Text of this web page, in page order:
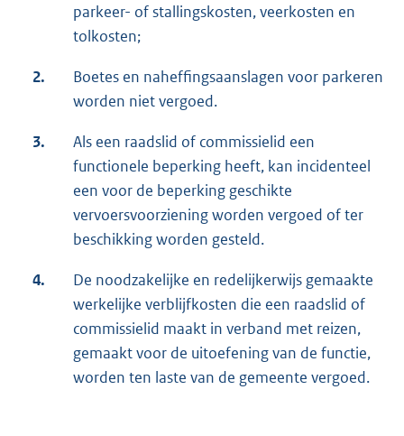
parkeer- of stallingskosten, veerkosten en
tolkosten;
2.
Boetes en naheffingsaanslagen voor parkeren
worden niet vergoed.
3.
Als een raadslid of commissielid een
functionele beperking heeft, kan incidenteel
een voor de beperking geschikte
vervoersvoorziening worden vergoed of ter
beschikking worden gesteld.
4.
De noodzakelijke en redelijkerwijs gemaakte
werkelijke verblijfkosten die een raadslid of
commissielid maakt in verband met reizen,
gemaakt voor de uitoefening van de functie,
worden ten laste van de gemeente vergoed.